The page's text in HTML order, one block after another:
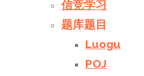
信竞学习
题库题目
Luogu
POJ